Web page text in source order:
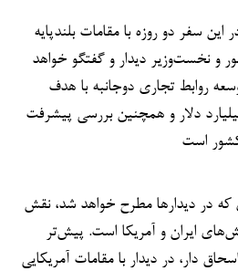
سفر دو روزه با مقامات بلندپایه
و نخست‌وزیر دیدار و گفتگو خواهد
روابط تجاری دوجانبه با هدف
حجم تجارت تا ۱۰ میلیارد دلار و همچنین بررسی پیشرفت
است
در دیدارها مطرح خواهد شد، نقش
ایران و آمریکا است. پیش‌تر
دار، در دیدار با مقامات آمریکایی